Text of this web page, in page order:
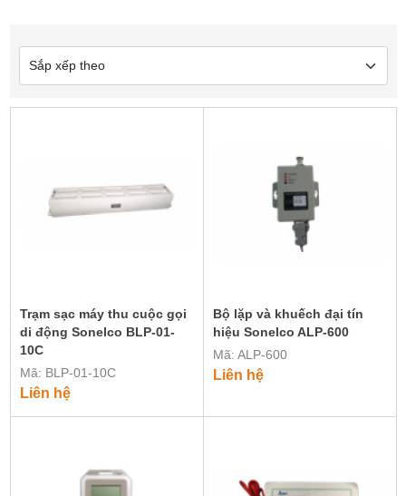
Trạm sạc máy thu cuộc gọi
di động Sonelco BLP-01-
10C
Mã: BLP-01-10C
Liên hệ
Bộ lặp và khuếch đại tín
hiệu Sonelco ALP-600
Mã: ALP-600
Liên hệ